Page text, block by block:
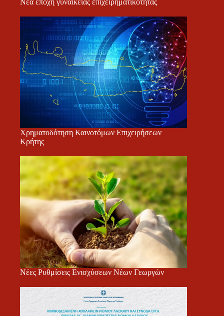
Νέα εποχή γυναικείας επιχειρηματικότητας
Χρηματοδότηση Καινοτόμων Επιχειρήσεων
Κρήτης
Νέες Ρυθμίσεις Ενισχύσεων Νέων Γεωργών